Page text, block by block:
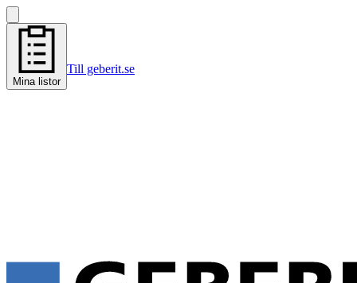
Mina listor
Till geberit.se